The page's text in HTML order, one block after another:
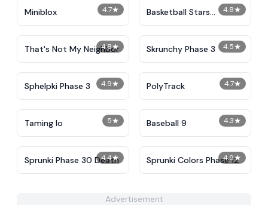
4.7★
Miniblox 4.8★
Basketball Stars
Unblocked
4.8★
That's Not My Neighbor 4.5★
Skrunchy Phase 3
4.9★
Sphelpki Phase 3 4.7★
PolyTrack
5★
Taming Io 4.3★
Baseball 9
4.4★
Sprunki Phase 30 Death 4.9★
Sprunki Colors Phase 12
Advertisement